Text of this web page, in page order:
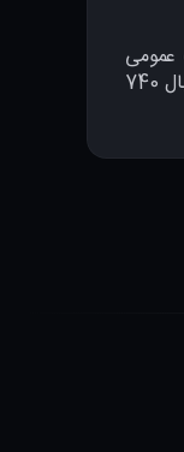
و با پارکینگ عمومی
شرق میدان امام‌حسین (ع) 461 متر و با پارکینگ عمومی نبش خیابان اقبال 740